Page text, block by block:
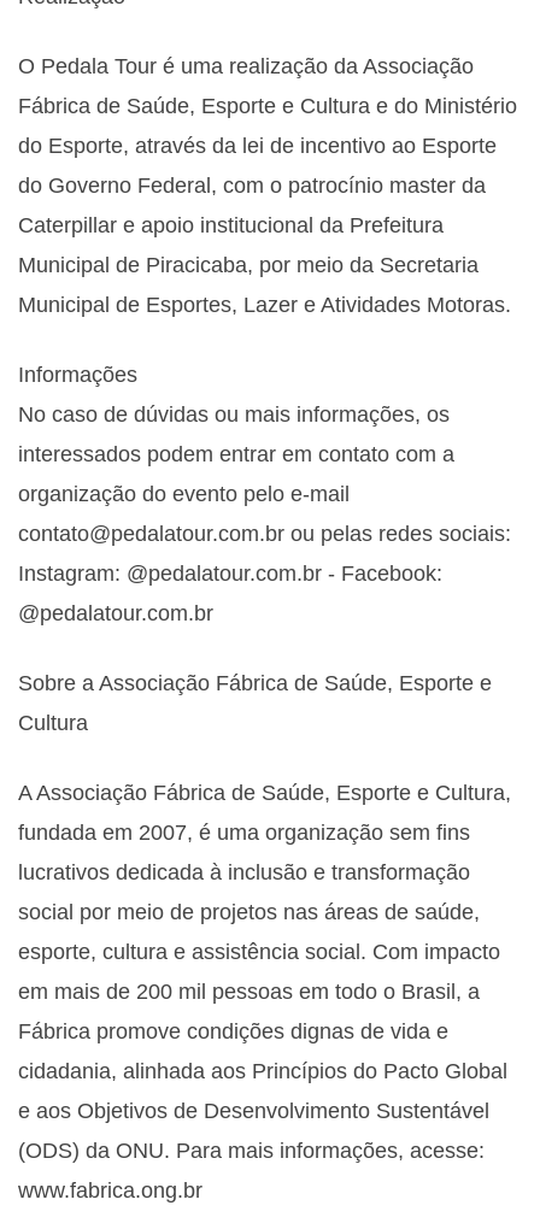
O Pedala Tour é uma realização da Associação
Fábrica de Saúde, Esporte e Cultura e do Ministério
do Esporte, através da lei de incentivo ao Esporte
do Governo Federal, com o patrocínio master da
Caterpillar e apoio institucional da Prefeitura
Municipal de Piracicaba, por meio da Secretaria
Municipal de Esportes, Lazer e Atividades Motoras.
Informações
No caso de dúvidas ou mais informações, os
interessados podem entrar em contato com a
organização do evento pelo e-mail
contato@pedalatour.com.br ou pelas redes sociais:
Instagram: @pedalatour.com.br - Facebook:
@pedalatour.com.br
Sobre a Associação Fábrica de Saúde, Esporte e
Cultura
A Associação Fábrica de Saúde, Esporte e Cultura,
fundada em 2007, é uma organização sem fins
lucrativos dedicada à inclusão e transformação
social por meio de projetos nas áreas de saúde,
esporte, cultura e assistência social. Com impacto
em mais de 200 mil pessoas em todo o Brasil, a
Fábrica promove condições dignas de vida e
cidadania, alinhada aos Princípios do Pacto Global
e aos Objetivos de Desenvolvimento Sustentável
(ODS) da ONU. Para mais informações, acesse:
www.fabrica.ong.br